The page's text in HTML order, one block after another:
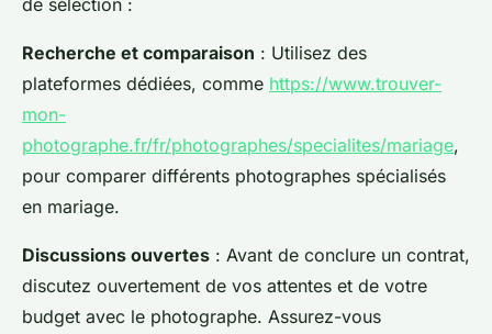
Recherche et comparaison : Utilisez des
plateformes dédiées, comme https://www.trouver-
mon-
photographe.fr/fr/photographes/specialites/mariage,
pour comparer différents photographes spécialisés
en mariage.
Discussions ouvertes : Avant de conclure un contrat,
discutez ouvertement de vos attentes et de votre
budget avec le photographe. Assurez-vous